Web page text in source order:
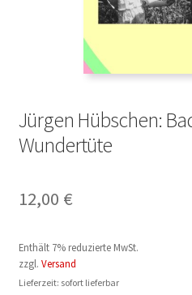
Jürgen Hübschen:
Wundertüte
12,00 €
Enthält 7% reduzierte MwSt.
zzgl. Versand
Lieferzeit: sofort lieferbar